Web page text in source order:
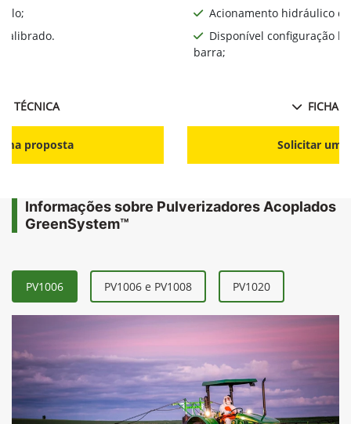
TÉCNICA
proposta
Acionamento hidráulico
Disponível configuração
barra;
FICHA
Solicitar
Informações sobre Pulverizadores Acoplados
GreenSystem™
PV1006 PV1006 e PV1008 PV1020